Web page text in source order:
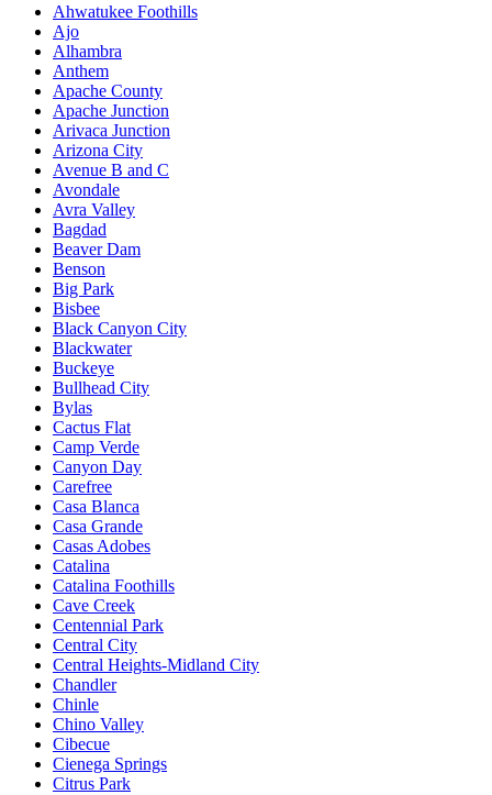
Ahwatukee Foothills
Ajo
Alhambra
Anthem
Apache County
Apache Junction
Arivaca Junction
Arizona City
Avenue B and C
Avondale
Avra Valley
Bagdad
Beaver Dam
Benson
Big Park
Bisbee
Black Canyon City
Blackwater
Buckeye
Bullhead City
Bylas
Cactus Flat
Camp Verde
Canyon Day
Carefree
Casa Blanca
Casa Grande
Casas Adobes
Catalina
Catalina Foothills
Cave Creek
Centennial Park
Central City
Central Heights-Midland City
Chandler
Chinle
Chino Valley
Cibecue
Cienega Springs
Citrus Park